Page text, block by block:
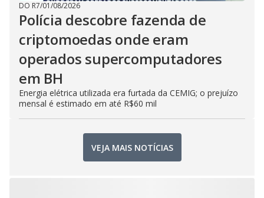
DO R7/01/08/2026
Polícia descobre fazenda de
criptomoedas onde eram
operados supercomputadores
em BH
Energia elétrica utilizada era furtada da CEMIG; o prejuízo
mensal é estimado em até R$60 mil
VEJA MAIS NOTÍCIAS